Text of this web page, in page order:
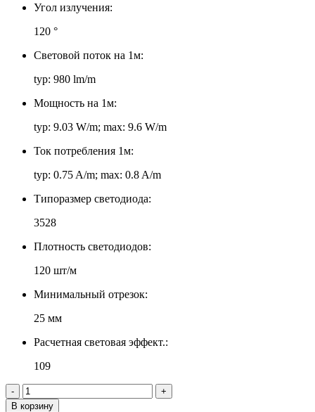
Угол излучения:
120 °
Световой поток на 1м:
typ: 980 lm/m
Мощность на 1м:
typ: 9.03 W/m; max: 9.6 W/m
Ток потребления 1м:
typ: 0.75 A/m; max: 0.8 A/m
Типоразмер светодиода:
3528
Плотность светодиодов:
120 шт/м
Минимальный отрезок:
25 мм
Расчетная световая эффект.:
109
-
+
В корзину